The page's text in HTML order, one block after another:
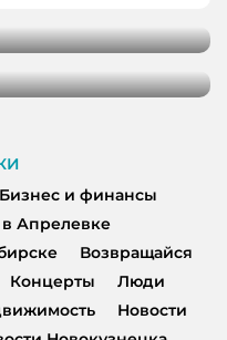
Бизнес и финансы
Апрелевке
Возвращайся
Концерты
Люди
Новости